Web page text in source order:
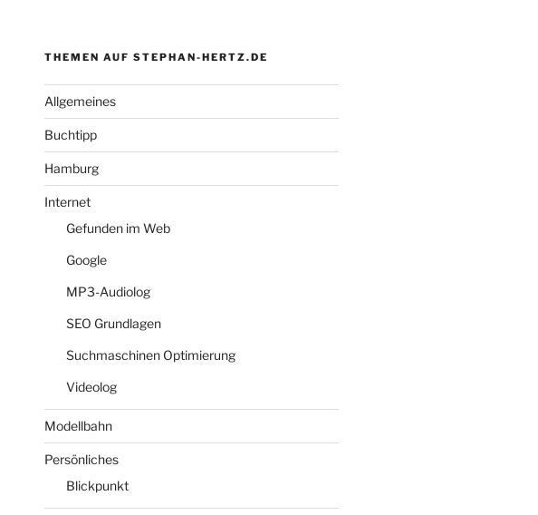
THEMEN AUF STEPHAN-HERTZ.DE
Allgemeines
Buchtipp
Hamburg
Internet
Gefunden im Web
Google
MP3-Audiolog
SEO Grundlagen
Suchmaschinen Optimierung
Videolog
Modellbahn
Persönliches
Blickpunkt